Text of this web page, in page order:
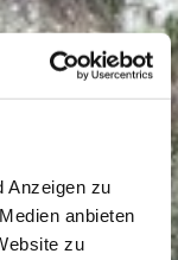
Anzeigen zu
anbieten
zu